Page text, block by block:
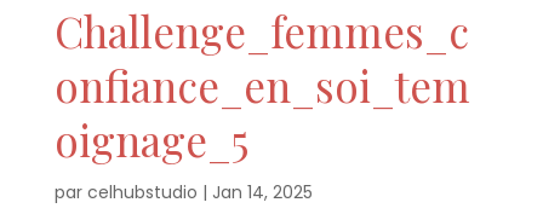
Challenge_femmes_c
onfiance_en_soi_tem
oignage_5
par celhubstudio | Jan 14, 2025